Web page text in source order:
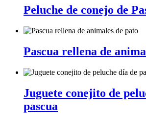
Peluche de conejo de
Pascua rellena de
Juguete conejito de
pascua